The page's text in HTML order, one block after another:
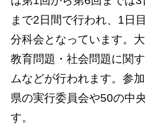
まで2日間で行われ、1日
分科会となっています。
教育問題・社会問題に関
ムなどが行われます。参
県の実行委員会や50の中
す。